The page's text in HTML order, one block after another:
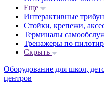
Еще
Интерактивные
Стойки, крепежи,
Терминалы
Тренажеры по
Скрыть
Оборудование для школ,
центров